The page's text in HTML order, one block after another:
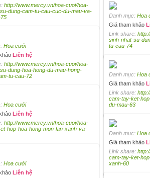
http://www.mercy.vn/hoa-cuoi/hoa-
dung-cam-tu-cau-cuc-du-mau-va-
Danh mục: Hoa
Giá tham khảo
Link share:
sinh-nhat-su-
tu-cau-74
Hoa cưới
Liên hệ
http://www.mercy.vn/hoa-cuoi/hoa-
dung-hoa-hong-du-mau-hong-
tu-cau-72
Danh mục: Hoa
Giá tham khảo
Link share:
cam-tay-ket-
du-mau-63
Hoa cưới
Liên hệ
http://www.mercy.vn/hoa-cuoi/hoa-
hop-hoa-hong-mon-lan-xanh-va-
Danh mục: Hoa
Giá tham khảo
Link share:
cam-tay-ket-
xanh-60
Hoa cưới
Liên hệ